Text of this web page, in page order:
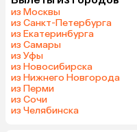
из Москвы
из Санкт-Петербурга
из Екатеринбурга
из Самары
из Уфы
из Новосибирска
из Нижнего Новгорода
из Перми
из Сочи
из Челябинска